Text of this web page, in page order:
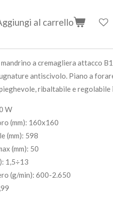
al carrello
a cremagliera attacco
antiscivolo. Piano a
ribaltabile e regolabile
W
(mm): 160x160
(mm): 598
(mm): 50
1,5÷13
(g/min): 600-2.650